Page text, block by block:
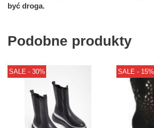
być droga.
Podobne produkty
SALE - 30% SALE - 15%